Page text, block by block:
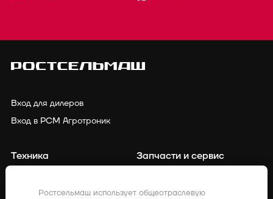
Вход для дилеров
Вход в РСМ Агротроник
Техника
Запчасти и сервис
Ростсельмаш использует общеотраслевую